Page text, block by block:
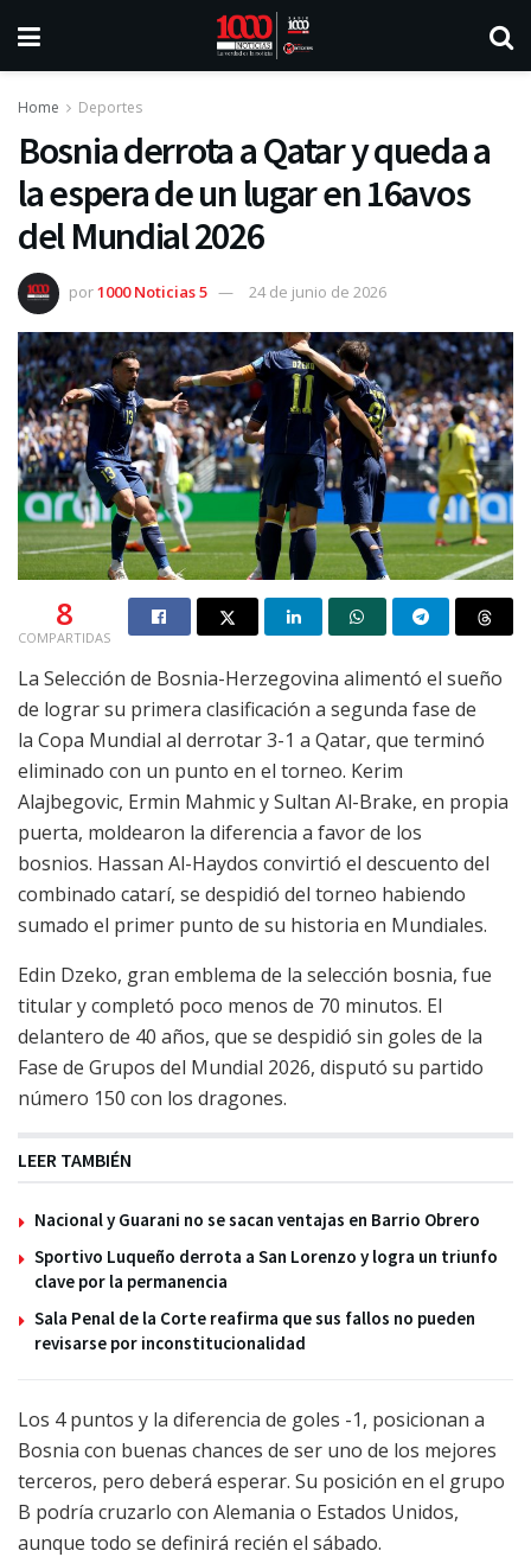
Home Deportes
Bosnia derrota a Qatar y queda a
la espera de un lugar en 16avos
del Mundial 2026
por1000 Noticias 5 24 de junio de 2026
8
COMPARTIDAS
La Selección de Bosnia-Herzegovina alimentó el sueño
de lograr su primera clasificación a segunda fase de
la Copa Mundial al derrotar 3-1 a Qatar, que terminó
eliminado con un punto en el torneo. Kerim
Alajbegovic, Ermin Mahmic y Sultan Al-Brake, en propia
puerta, moldearon la diferencia a favor de los
bosnios. Hassan Al-Haydos convirtió el descuento del
combinado catarí, se despidió del torneo habiendo
sumado el primer punto de su historia en Mundiales.
Edin Dzeko, gran emblema de la selección bosnia, fue
titular y completó poco menos de 70 minutos. El
delantero de 40 años, que se despidió sin goles de la
Fase de Grupos del Mundial 2026, disputó su partido
número 150 con los dragones.
LEER TAMBIÉN
Nacional y Guarani no se sacan ventajas en Barrio Obrero
Sportivo Luqueño derrota a San Lorenzo y logra un triunfo
clave por la permanencia
Sala Penal de la Corte reafirma que sus fallos no pueden
revisarse por inconstitucionalidad
Los 4 puntos y la diferencia de goles -1, posicionan a
Bosnia con buenas chances de ser uno de los mejores
terceros, pero deberá esperar. Su posición en el grupo
B podría cruzarlo con Alemania o Estados Unidos,
aunque todo se definirá recién el sábado.